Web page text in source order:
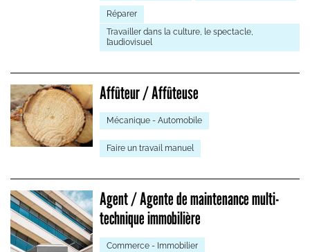
Réparer
Travailler dans la culture, le spectacle,
l’audiovisuel
Affûteur / Affûteuse
Mécanique - Automobile
Faire un travail manuel
Agent / Agente de maintenance multi-
technique immobilière
Commerce - Immobilier